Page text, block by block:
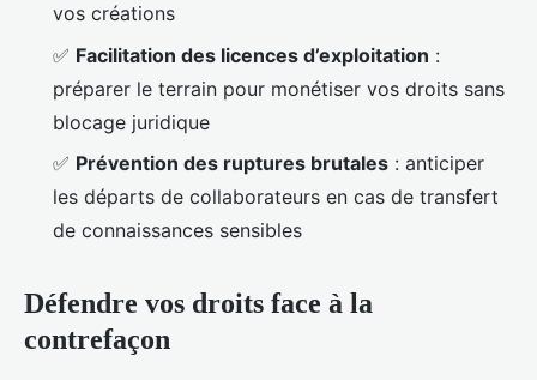
vos créations
✅ Facilitation des licences d’exploitation :
préparer le terrain pour monétiser vos droits sans
blocage juridique
✅ Prévention des ruptures brutales : anticiper
les départs de collaborateurs en cas de transfert
de connaissances sensibles
Défendre vos droits face à la
contrefaçon